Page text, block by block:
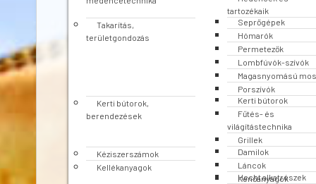
tartozékaik
Takarítás,
területgondozás
Seprőgépek
Hómarók
Permetezők
Lombfúvók-szívók
Magasnyomású
Porszívók
Kerti bútorok,
berendezések
Kerti bútorok
Fűtés- és
világítástechnika
Grillek
Kéziszerszámok
Kellékanyagok
Damilok
Láncok
Kenőanyagok
Hecht alkatrészek